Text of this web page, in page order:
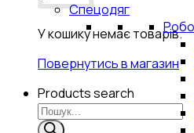
У кошику немає товарів.
Повернутись в магазин
Products search
Спецодяг